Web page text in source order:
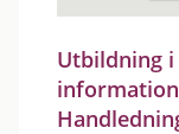
Utbildning